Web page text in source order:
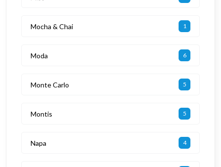
Mocha & Chai 1
Moda 6
Monte Carlo 5
Montis 5
Napa 4